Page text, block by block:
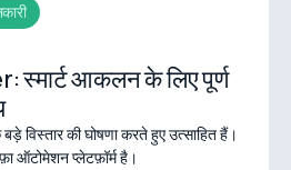
आकलन के लिए पूर्ण
विस्तार की घोषणा करते हुए उत्साहित हैं।
ऑटोमेशन प्लेटफ़ॉर्म है।